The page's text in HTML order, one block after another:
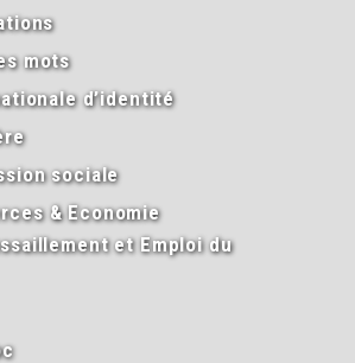
mots
d’identité
sociale
& Economie
et Emploi du